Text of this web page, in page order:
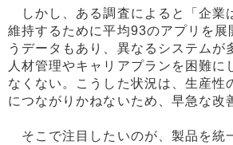
しかし、ある調査によると「企業
維持するために平均93のアプリを展
うデータもあり、異なるシステムが
人材管理やキャリアプランを困難に
なくない。こうした状況は、生産性
につながりかねないため、早急な改
そこで注目したいのが、製品を統